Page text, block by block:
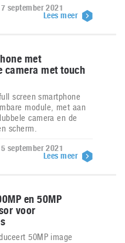
september 2021
Lees meer
met
camera met touch
screen smartphone
module, met aan
camera en de
scherm.
september 2021
Lees meer
en 50MP
voor
50MP image